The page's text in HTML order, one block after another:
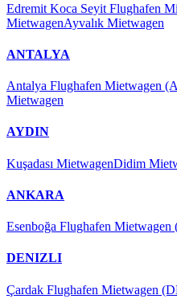
Edremit Koca Seyit Flughafen
MietwagenAyvalık Mietwagen
ANTALYA
Antalya Flughafen Mietwagen
Mietwagen
AYDIN
Kuşadası MietwagenDidim
ANKARA
Esenboğa Flughafen Mietwagen
DENIZLI
Çardak Flughafen Mietwagen